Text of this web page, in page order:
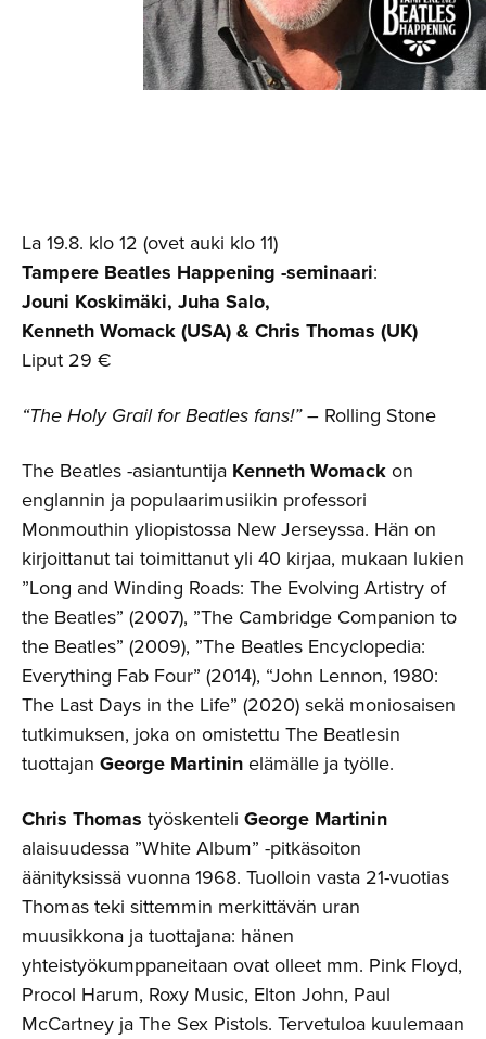
La 19.8. klo 12 (ovet auki klo 11)
Tampere Beatles Happening -seminaari:
Jouni Koskimäki, Juha Salo,
Kenneth Womack (USA) & Chris Thomas (UK)
Liput 29 €
“The Holy Grail for Beatles fans!”– Rolling Stone
The Beatles -asiantuntija Kenneth Womackon
englannin ja populaarimusiikin professori
Monmouthin yliopistossa New Jerseyssa. Hän on
kirjoittanut tai toimittanut yli 40 kirjaa, mukaan lukien
”Long and Winding Roads: The Evolving Artistry of
the Beatles” (2007), ”The Cambridge Companion to
the Beatles” (2009), ”The Beatles Encyclopedia:
Everything Fab Four” (2014), “John Lennon, 1980:
The Last Days in the Life” (2020) sekä moniosaisen
tutkimuksen, joka on omistettu The Beatlesin
tuottajan George Martininelämälle ja työlle.
Chris Thomas työskenteli George Martinin
alaisuudessa ”White Album” -pitkäsoiton
äänityksissä vuonna 1968. Tuolloin vasta 21-vuotias
Thomas teki sittemmin merkittävän uran
muusikkona ja tuottajana: hänen
yhteistyökumppaneitaan ovat olleet mm. Pink Floyd,
Procol Harum, Roxy Music, Elton John, Paul
McCartney ja The Sex Pistols. Tervetuloa kuulemaan